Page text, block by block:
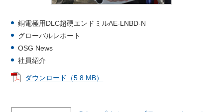
銅電極用DLC超硬エンドミルAE-LNBD-N
グローバルレポート
OSG News
社員紹介
ダウンロード（5.8 MB）